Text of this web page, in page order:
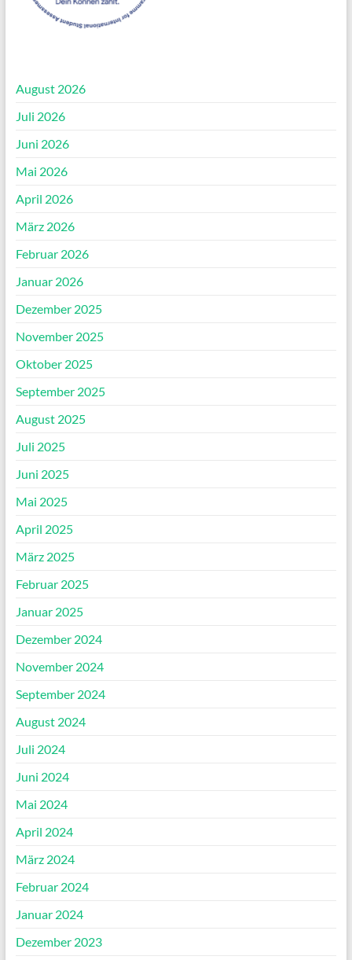
August 2026
Juli 2026
Juni 2026
Mai 2026
April 2026
März 2026
Februar 2026
Januar 2026
Dezember 2025
November 2025
Oktober 2025
September 2025
August 2025
Juli 2025
Juni 2025
Mai 2025
April 2025
März 2025
Februar 2025
Januar 2025
Dezember 2024
November 2024
September 2024
August 2024
Juli 2024
Juni 2024
Mai 2024
April 2024
März 2024
Februar 2024
Januar 2024
Dezember 2023